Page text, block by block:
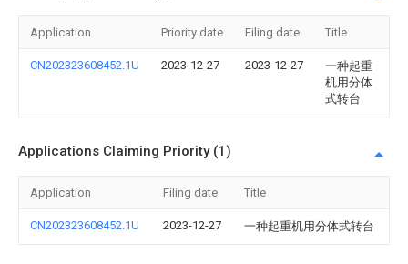
Application Priority date Filing date Title
CN202323608452.1U 2023-12-27 2023-12-27
一种起重
机用分体
式转台
Applications Claiming Priority (1)
Application Filing date Title
CN202323608452.1U 2023-12-27 一种起重机用分体式转台